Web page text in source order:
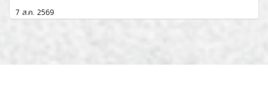
7 ส.ค. 2569